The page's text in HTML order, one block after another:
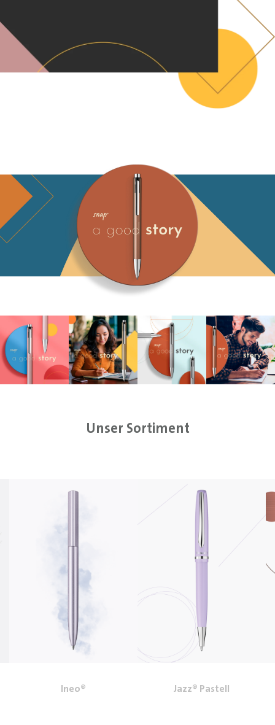
Unser Sortiment
Ineo® Jazz® Pastell